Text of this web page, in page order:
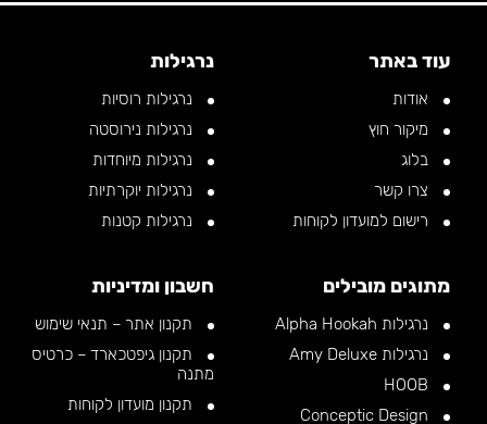
עוד באתר
אודות
מיקור חוץ
בלוג
צרו קשר
רישום למועדון לקוחות
נרגילות
נרגילות רוסיות
נרגילות נירוסטה
נרגילות מיוחדות
נרגילות יוקרתיות
נרגילות קטנות
מתוגים מובילים
נרגילות Alpha Hookah
נרגילות Amy Deluxe
חשבון ומדיניות
תקנון אתר – תנאי שימוש
תקנון גיפטכארד – כרטיס
מתנה
תקנון מועדון לקוחות